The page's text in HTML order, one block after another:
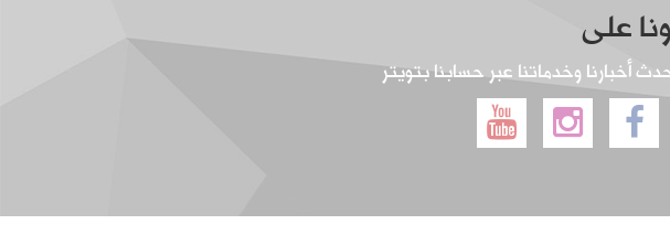
على
أخبارنا وخدماتنا عبر حسابنا بتويتر